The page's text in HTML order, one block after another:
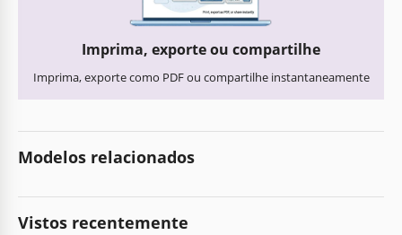
Imprima, exporte ou compartilhe
Imprima, exporte como PDF ou compartilhe instantaneamente
Modelos relacionados
Vistos recentemente